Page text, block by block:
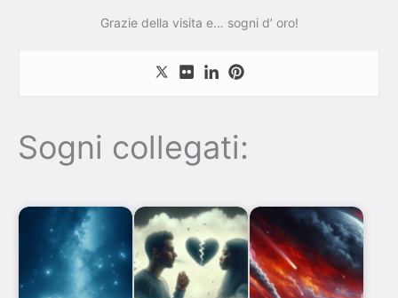
Grazie della visita e… sogni d’ oro!
Sogni collegati: